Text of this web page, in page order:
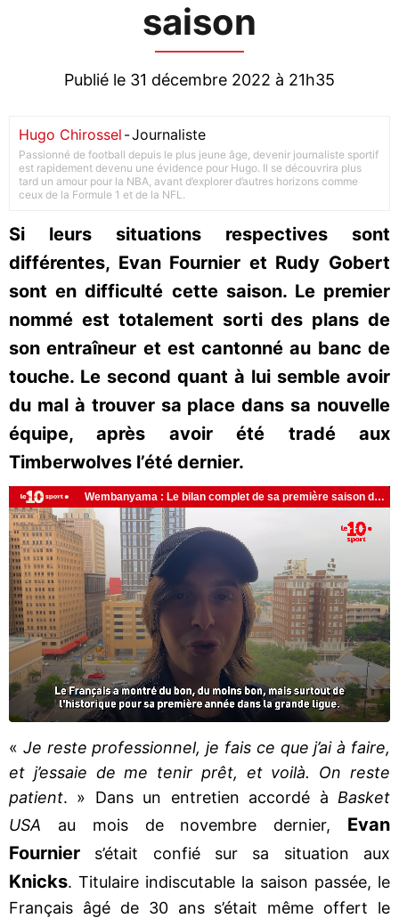
saison
Publié le 31 décembre 2022 à 21h35
Hugo Chirossel -Journaliste
Passionné de football depuis le plus jeune âge, devenir journaliste sportif
est rapidement devenu une évidence pour Hugo. Il se découvrira plus
tard un amour pour la NBA, avant d’explorer d’autres horizons comme
ceux de la Formule 1 et de la NFL.
Si leurs situations respectives sont
différentes, Evan Fournier et Rudy Gobert
sont en difficulté cette saison. Le premier
nommé est totalement sorti des plans de
son entraîneur et est cantonné au banc de
touche. Le second quant à lui semble avoir
du mal à trouver sa place dans sa nouvelle
équipe, après avoir été tradé aux
Timberwolves l’été dernier.
« Je reste professionnel, je fais ce que j’ai à faire,
et j’essaie de me tenir prêt, et voilà. On reste
patient. » Dans un entretien accordé à Basket
USA au mois de novembre dernier, Evan
Fournier s’était confié sur sa situation aux
Knicks. Titulaire indiscutable la saison passée, le
Français âgé de 30 ans s’était même offert le